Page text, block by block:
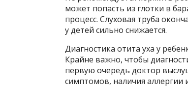
может попасть из глотки в
процесс. Слуховая труба
у детей сильно снижается.
Диагностика отита уха у
Крайне важно, чтобы
первую очередь доктор
симптомов, наличия аллергии